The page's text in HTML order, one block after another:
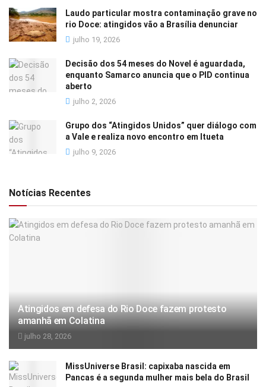
Laudo particular mostra contaminação grave no
rio Doce: atingidos vão a Brasília denunciar
julho 19, 2026
Decisão dos 54 meses do Novel é aguardada,
enquanto Samarco anuncia que o PID continua
aberto
julho 2, 2026
Grupo dos “Atingidos Unidos” quer diálogo com
a Vale e realiza novo encontro em Itueta
julho 9, 2026
Notícias Recentes
Atingidos em defesa do Rio Doce fazem protesto
amanhã em Colatina
julho 28, 2026
MissUniverse Brasil: capixaba nascida em
Pancas é a segunda mulher mais bela do Brasil